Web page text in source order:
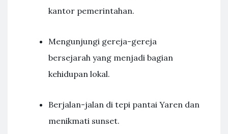
kantor pemerintahan.
Mengunjungi gereja-gereja
bersejarah yang menjadi bagian
kehidupan lokal.
Berjalan-jalan di tepi pantai Yaren dan
menikmati sunset.